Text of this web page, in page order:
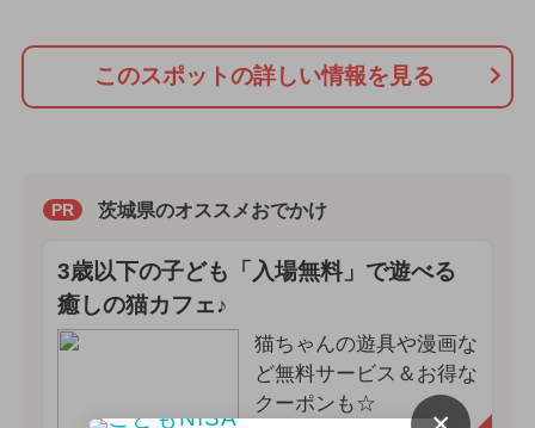
このスポットの詳しい情報を見る
PR 茨城県のオススメおでかけ
3歳以下の子ども「入場無料」で遊べる
癒しの猫カフェ♪
猫ちゃんの遊具や漫画な
ど無料サービス＆お得な
クーポンも☆